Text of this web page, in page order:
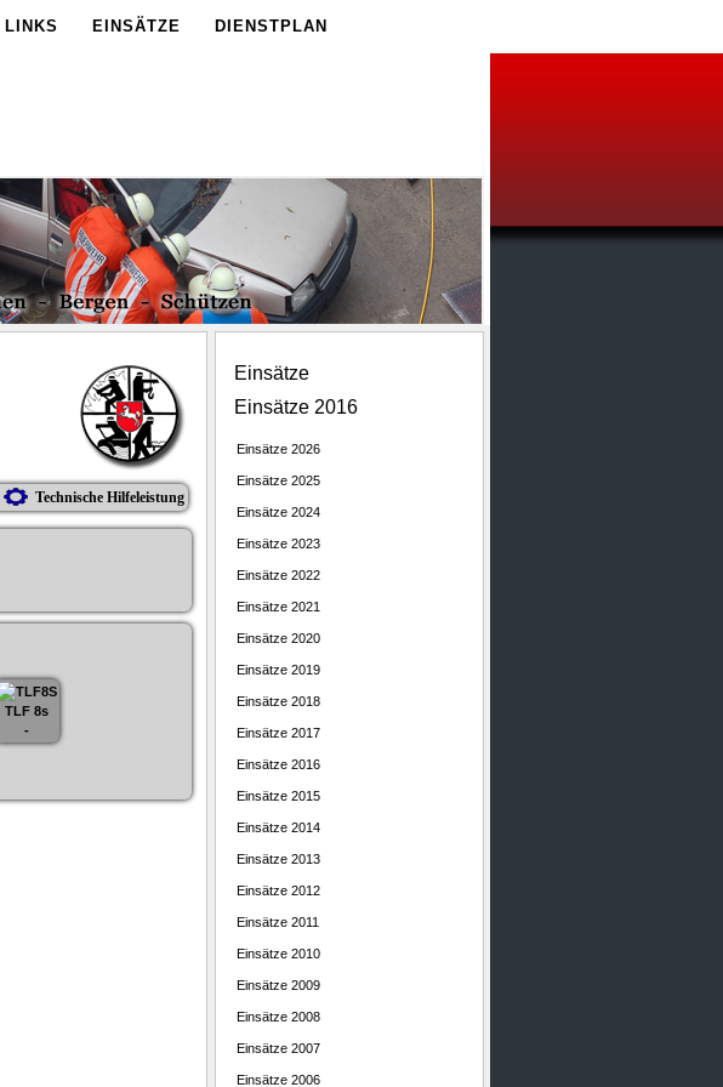
LINKS EINSÄTZE DIENSTPLAN
Technische Hilfeleistung
TLF 8s
-
Einsätze
Einsätze 2016
Einsätze 2026
Einsätze 2025
Einsätze 2024
Einsätze 2023
Einsätze 2022
Einsätze 2021
Einsätze 2020
Einsätze 2019
Einsätze 2018
Einsätze 2017
Einsätze 2016
Einsätze 2015
Einsätze 2014
Einsätze 2013
Einsätze 2012
Einsätze 2011
Einsätze 2010
Einsätze 2009
Einsätze 2008
Einsätze 2007
Einsätze 2006